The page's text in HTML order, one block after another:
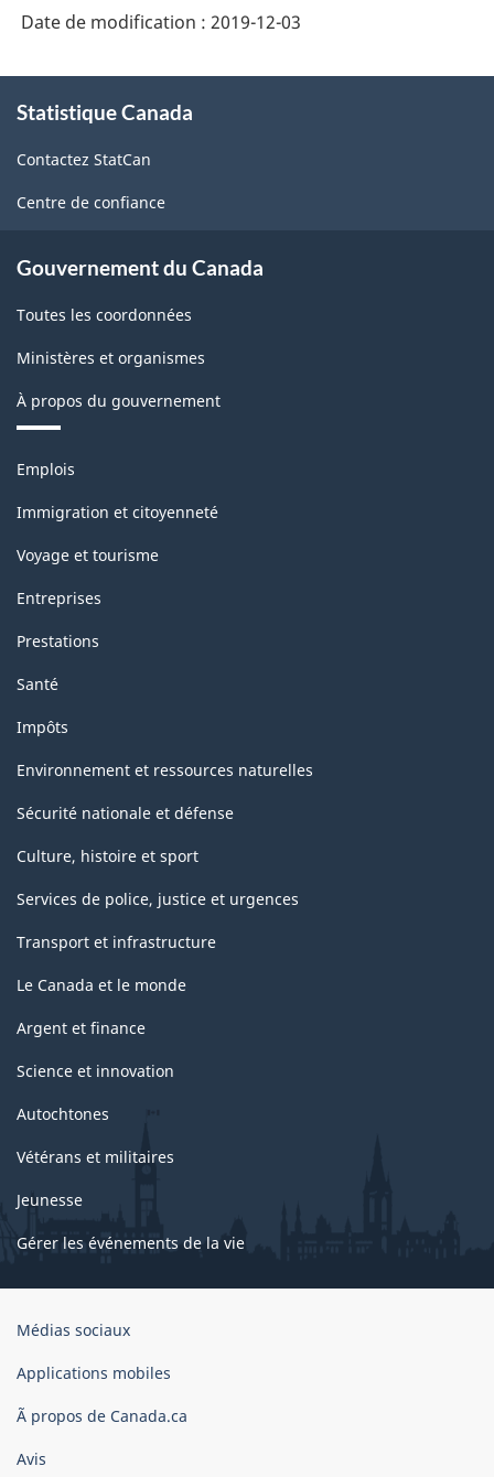
Date de modification : 2019-12-03
propos
ce
site
Statistique Canada
Contactez StatCan
Centre de confiance
Gouvernement du Canada
Toutes les coordonnées
Ministères et organismes
À propos du gouvernement
Thèmes
sujets
Emplois
Immigration et citoyenneté
Voyage et tourisme
Entreprises
Prestations
Santé
Impôts
Environnement et ressources naturelles
Sécurité nationale et défense
Culture, histoire et sport
Services de police, justice et urgences
Transport et infrastructure
Le Canada et le monde
Argent et finance
Science et innovation
Autochtones
Vétérans et militaires
Jeunesse
Gérer les événements de la vie
Organisation
gouvernement
Canada
Médias sociaux
Applications mobiles
Ã propos de Canada.ca
Avis